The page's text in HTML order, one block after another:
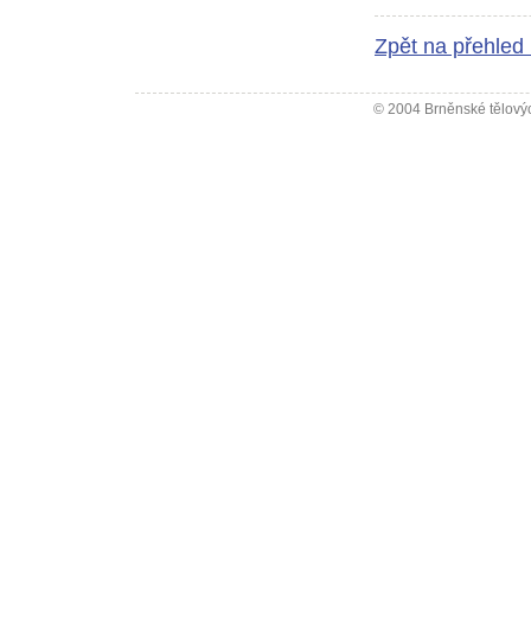
Zpět na přehled
© 2004 Brněnské